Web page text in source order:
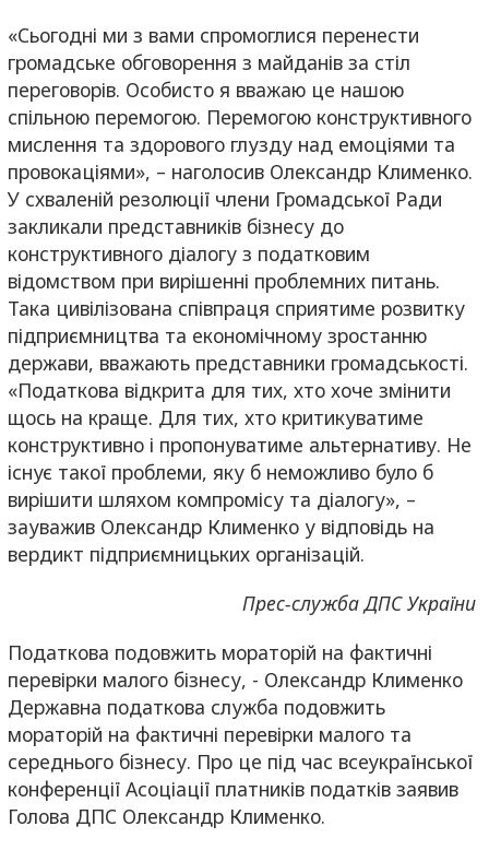
«Сьогодні ми з вами спромоглися перенести
громадське обговорення з майданів за стіл
переговорів. Особисто я вважаю це нашою
спільною перемогою. Перемогою конструктивного
мислення та здорового глузду над емоціями та
провокаціями», – наголосив Олександр Клименко.
У схваленій резолюції члени Громадської Ради
закликали представників бізнесу до
конструктивного діалогу з податковим
відомством при вирішенні проблемних питань.
Така цивілізована співпраця сприятиме розвитку
підприємництва та економічному зростанню
держави, вважають представники громадськості.
«Податкова відкрита для тих, хто хоче змінити
щось на краще. Для тих, хто критикуватиме
конструктивно і пропонуватиме альтернативу. Не
існує такої проблеми, яку б неможливо було б
вирішити шляхом компромісу та діалогу», –
зауважив Олександр Клименко у відповідь на
вердикт підприємницьких організацій.
Прес-служба ДПС України
Податкова подовжить мораторій на фактичні
перевірки малого бізнесу, - Олександр Клименко
Державна податкова служба подовжить
мораторій на фактичні перевірки малого та
середнього бізнесу. Про це під час всеукраїнської
конференції Асоціації платників податків заявив
Голова ДПС Олександр Клименко.